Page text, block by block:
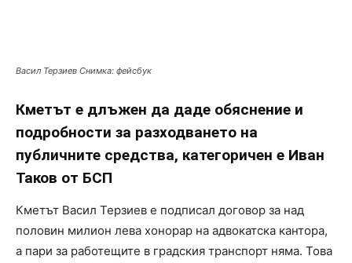
Васил Терзиев Снимка: фейсбук
Кметът е длъжен да даде обяснение и
подробности за разходването на
публичните средства, категоричен е Иван
Таков от БСП
Кметът Васил Терзиев е подписал договор за над
половин милион лева хонорар на адвокатска кантора,
а пари за работещите в градския транспорт няма. Това